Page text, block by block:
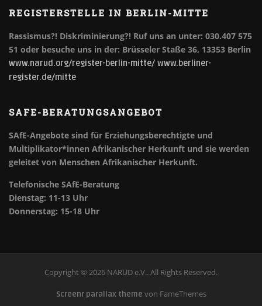
REGISTERSTELLE IN BERLIN-MITTE
Rassismus?! Diskriminierung?! Ruf uns an unter: 030.407 575
51 oder besuche uns in der: Brüsseler Staße 36, 13353 Berlin
www.narud.org/register-berlin-mitte/ www.berliner-
register.de/mitte
SAFE-BERATUNGSANGEBOT
SAfE-Angebote sind für Erziehungsberechtigte und
Multiplikator*innen Afrikanischer Herkunft und sie werden
geleitet von Menschen Afrikanischer Herkunft.
Telefonische SAfE-Beratung
Dienstag: 11-13 Uhr
Donnerstag: 15-18 Uhr
Copyright © 2026 NARUD e.V.. All Rights Reserved.
Screenr parallax theme von FameThemes